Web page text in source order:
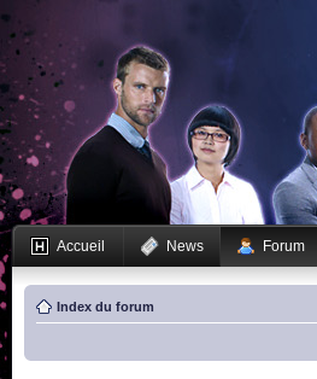
Accueil News Forum
Index du forum